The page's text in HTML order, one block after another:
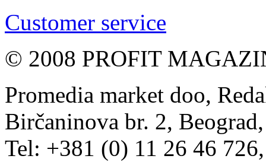
Customer service
© 2008 PROFIT
Promedia market doo,
Birčaninova br. 2,
Tel: +381 (0) 11 26 46